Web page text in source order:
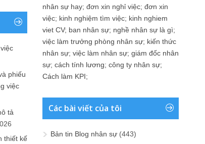
phiếu
việc
tả
thiết kế
nhân sự hay; đơn xin nghỉ việc; đơn xin
việc; kinh nghiệm tìm việc; kinh nghiem
viet CV; ban nhân sự; nghề nhân sự là gì;
việc làm trưởng phòng nhân sự; kiến thức
nhân sự; việc làm nhân sự; giám đốc nhân
sự; cách tính lương; công ty nhân sự;
Cách làm KPI;
Các bài viết của tôi
Bản tin Blog nhân sự (443)